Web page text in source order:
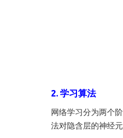
2. 学习算法
网络学习分为两个
法对隐含层的神经